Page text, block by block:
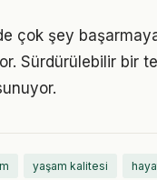
çok şey
Sürdürülebilir bir
yaşam kalitesi